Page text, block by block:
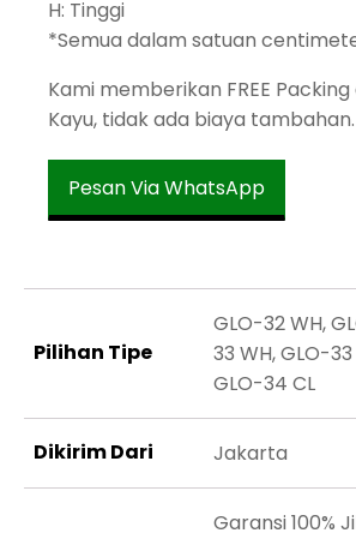
H: Tinggi
*Semua dalam satuan
Kami memberikan FREE
Kayu, tidak ada biaya tambahan.
Pesan Via WhatsApp
Pilihan Tipe
GLO-32 WH,
33 WH, GLO-
GLO-34 CL
Dikirim Dari Jakarta
Garansi 100%